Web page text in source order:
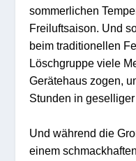
sommerlichen
Freiluftsaison. Und
beim traditionellen
Löschgruppe viele
Gerätehaus zogen,
Stunden in
Und während die
einem